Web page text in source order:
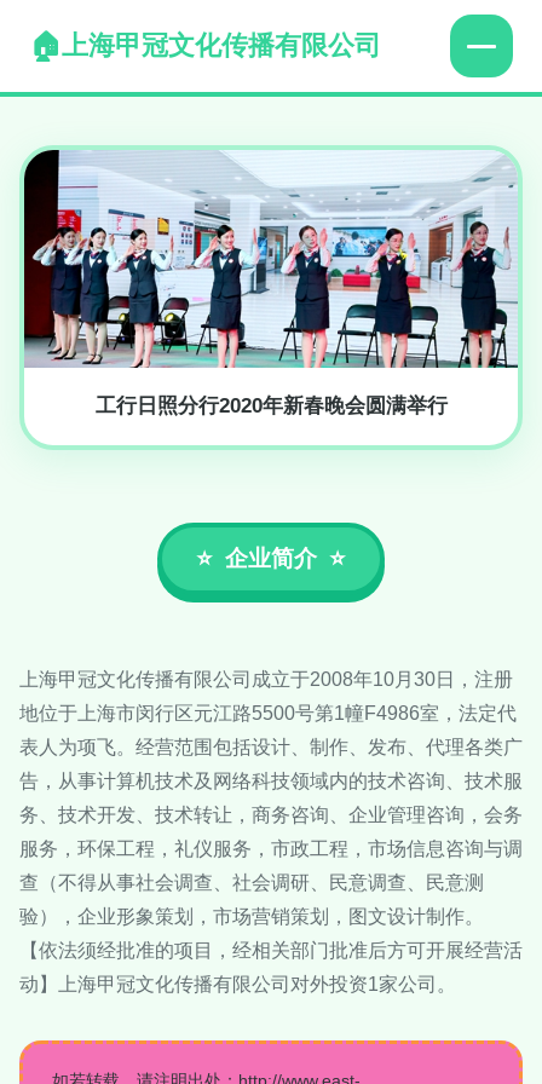
上海甲冠文化传播有限公司
工行日照分行2020年新春晚会圆满举行
企业简介
上海甲冠文化传播有限公司成立于2008年10月30日，注册
地位于上海市闵行区元江路5500号第1幢F4986室，法定代
表人为项飞。经营范围包括设计、制作、发布、代理各类广
告，从事计算机技术及网络科技领域内的技术咨询、技术服
务、技术开发、技术转让，商务咨询、企业管理咨询，会务
服务，环保工程，礼仪服务，市政工程，市场信息咨询与调
查（不得从事社会调查、社会调研、民意调查、民意测
验），企业形象策划，市场营销策划，图文设计制作。
【依法须经批准的项目，经相关部门批准后方可开展经营活
动】上海甲冠文化传播有限公司对外投资1家公司。